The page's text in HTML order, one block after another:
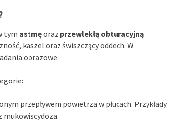
tym astmęoraz przewlekłą obturacyjną
kaszel oraz świszczący oddech. W
obrazowe.
przepływem powietrza w płucach. Przykłady
mukowiscydoza.